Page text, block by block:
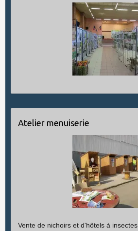
Atelier menuiserie
Vente de nichoirs et d'hôtels à insectes.